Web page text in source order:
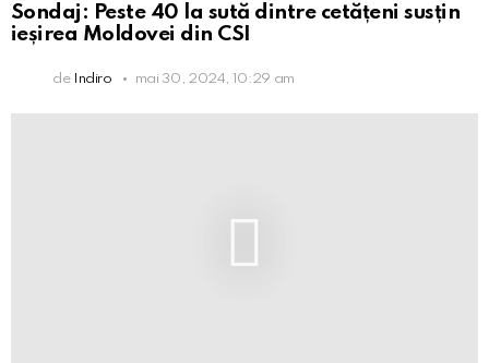
Sondaj: Peste 40 la sută dintre cetățeni susțin
ieșirea Moldovei din CSI
de Indiro mai 30, 2024, 10:29 am